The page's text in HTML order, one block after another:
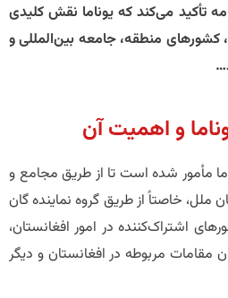
تأکید می‌کند که یوناما نقش کلیدی
کشورهای منطقه، جامعه بین‌المللی و
و اهمیت آن
مأمور شده است تا از طریق مجامع و
ملل، خاصتاً از طریق گروه نماینده گان
اشتراک‌کننده در امور افغانستان،
مقامات مربوطه در افغانستان و دیگر